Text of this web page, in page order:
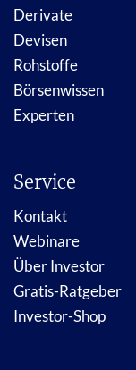
Derivate
Devisen
Rohstoffe
Börsenwissen
Experten
Service
Kontakt
Webinare
Über Investor
Gratis-Ratgeber
Investor-Shop